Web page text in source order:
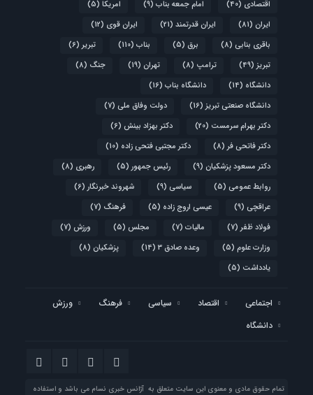
اقتصادی (40) امام جمعه بناب (9) امریکا (5)
ایران (81) ایران قدرتمند (21) ایران قوی (12)
باقری بنابی (8) برق (5) بناب (110) تبریر(6)
تبریز(49) ترامپ (8) تهران (19) جنگ (8)
دانشگاه (14) دانشگاه بناب (16)
دانشگاه صنعتی تبریز(16) دولت وفاق ملی (7)
دکتر بهرام سرمست (20) دکتر بهزاد بینش (6)
دکتر فاتحی فر(8) دکتر مجتبی فتحی زاده (10)
دکتر مسعود پزشکیان (9) رئیس جمهور(5) رهبری (8)
روابط عمومی (5) سیاسی (9) شهروند خبرنگار(6)
عراقچی (9) عیسی اروج زاده (5) فرهنگ (7)
فولاد ظفر(7) مالیات (7) مجلس (5) ورزش (7)
وزارت علوم (5) وعده صادق 3 (14) پزشکیان (8)
یادداشت (5)
اجتماعی اقتصاد سیاسی فرهنگ
ورزش
دانشگاه
تمام حقوق مادی و معنوی این سایت متعلق به آژانس خبری نسام می باشد و استفاده